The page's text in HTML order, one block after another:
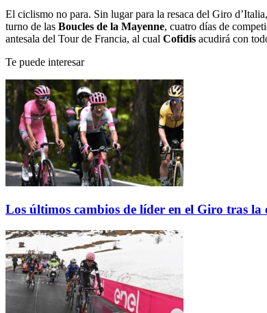
El ciclismo no para. Sin lugar para la resaca del Giro
turno de las Boucles de la Mayenne, cuatro días de
antesala del Tour de Francia, al cual Cofidis acudirá con
Te puede interesar
Los últimos cambios de líder en el Giro tras la